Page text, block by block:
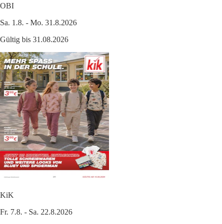
OBI
Sa. 1.8. - Mo. 31.8.2026
Gültig bis 31.08.2026
KiK
Fr. 7.8. - Sa. 22.8.2026